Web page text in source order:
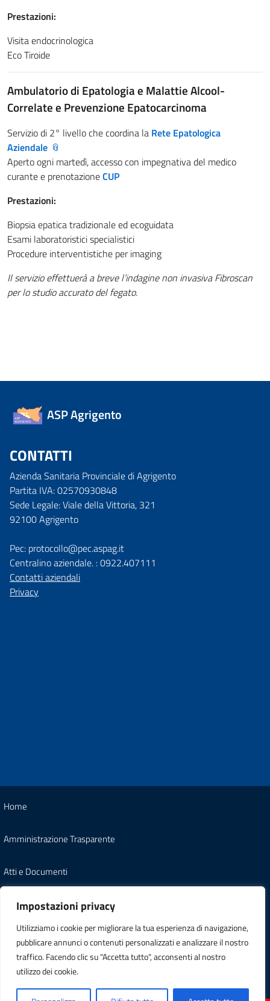
Impostazioni privacy
Utilizziamo i cookie per migliorare la tua esperienza di navigazione,
pubblicare annunci o contenuti personalizzati e analizzare il nostro
traffico. Facendo clic su "Accetta tutto", acconsenti al nostro
utilizzo dei cookie.
Prestazioni:
Visita endocrinologica
Eco Tiroide
Ambulatorio di Epatologia e Malattie Alcool-
Correlate e Prevenzione Epatocarcinoma
Servizio di 2° livello che coordina la Rete Epatologica
Aziendale
Aperto ogni martedì, accesso con impegnativa del medico
curante e prenotazioneCUP
Prestazioni:
Biopsia epatica tradizionale ed ecoguidata
Esami laboratoristici specialistici
Procedure interventistiche per imaging
Il servizio effettuerà a breve l’indagine non invasiva Fibroscan
per lo studio accurato del fegato.
ASP Agrigento
CONTATTI
Azienda Sanitaria Provinciale di Agrigento
Partita IVA: 02570930848
Sede Legale: Viale della Vittoria, 321
92100 Agrigento
Pec: protocollo@pec.aspag.it
Centralino aziendale. : 0922.407111
Contatti aziendali
Privacy
Home
Amministrazione Trasparente
Atti e Documenti
Note Legali
Informativa Privacy
Carta dei Servizi